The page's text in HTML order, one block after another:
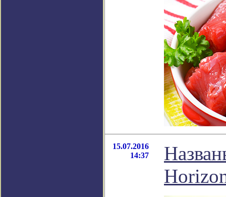
15.07.2016
14:37